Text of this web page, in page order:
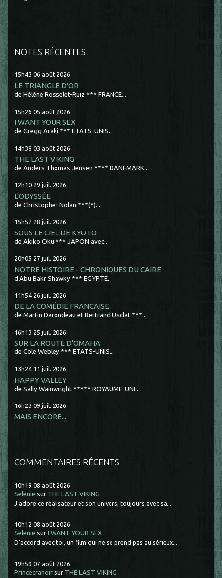
NOTES RÉCENTES
15h43 06 août 2026
LE TRIANGLE D'OR
de Hélène Rosselet-Ruiz *** FRANCE...
15h26 05 août 2026
I WANT YOUR SEX
de Gregg Araki *** ETATS-UNIS...
14h38 03 août 2026
THE LAST VIKING
de Anders Thomas Jensen **** DANEMARK...
12h10 29 juil. 2026
L'ODYSSÉE
de Christopher Nolan ***(*)...
15h57 28 juil. 2026
SOUS LE CIEL DE KYOTO
de Akiko Oku *** JAPON avec...
20h05 27 juil. 2026
NOTRE HISTOIRE - CHRONIQUES DU CAIRE
d'Abu Bakr Shawky *** EGYPTE...
11h54 26 juil. 2026
DE LA COMÉDIE FRANCAISE
de Martin Darondeau et Bertrand Usclat ***...
16h13 25 juil. 2026
SUR LA ROUTE D'OMAHA
de Cole Webley *** ETATS-UNIS...
13h24 11 juil. 2026
HAPPY VALLEY
de Sally Wainwright ***** ROYAUME-UNI...
16h23 09 juil. 2026
MAIS ENCORE...
COMMENTAIRES RÉCENTS
10h19 08 août 2026
Selenie sur THE LAST VIKING
J'adore ce réalisateur et son univers, toujours avec sa...
10h12 08 août 2026
Selenie surI WANT YOUR SEX
D'accord avec toi, un film qui ne se prend pas au sérieux...
19h59 07 août 2026
Princecranoir sur THE LAST VIKING